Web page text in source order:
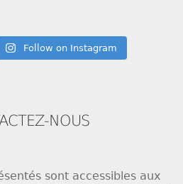
Follow on Instagram
NOUS
sont accessibles aux